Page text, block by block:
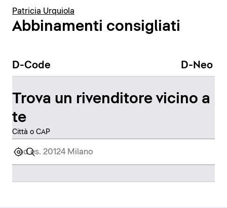
Patricia Urquiola
Abbinamenti consigliati
D-Code D-Neo
Trova un rivenditore vicino a
te
Città o CAP